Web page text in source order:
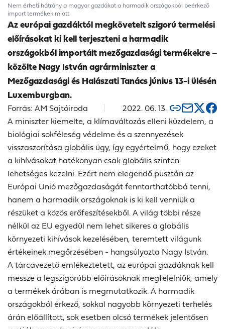
Nem érheti hátrány a magyar gazdákat a harmadik országokból beérkező
import termékek miatt
Az európai gazdáktól megkövetelt szigorú termelési
előírásokat ki kell terjeszteni a harmadik
országokból importált mezőgazdasági termékekre –
közölte Nagy István agrárminiszter a
Mezőgazdasági és Halászati Tanács június 13-i ülésén
Luxemburgban.
Forrás: AM Sajtóiroda
2022. 06. 13.
A miniszter kiemelte, a klímaváltozás elleni küzdelem, a
biológiai sokféleség védelme és a szennyezések
visszaszorítása globális ügy, így egyértelmű, hogy ezeket
a kihívásokat hatékonyan csak globális szinten
lehetséges kezelni. Ezért nem elegendő pusztán az
Európai Unió mezőgazdaságát fenntarthatóbbá tenni,
hanem a harmadik országoknak is ki kell venniük a
részüket a közös erőfeszítésekből. A világ többi része
nélkül az EU egyedül nem lehet sikeres a globális
környezeti kihívások kezelésében, teremtett világunk
értékeinek megőrzésében - hangsúlyozta Nagy István.
A tárcavezető emlékeztetett, az európai gazdáknak kell
messze a legszigorúbb előírásoknak megfelelniük, amely
a termékek árában is megmutatkozik. A harmadik
országokból érkező, sokkal nagyobb környezeti terhelés
árán előállított, sok esetben olcsó termékek jelentősen